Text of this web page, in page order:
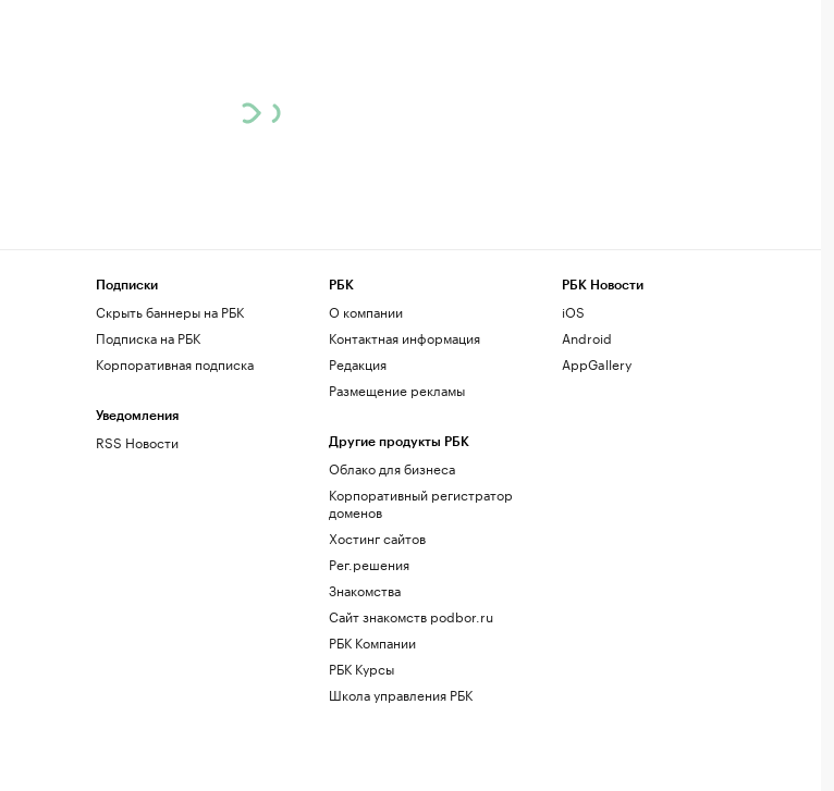
Подписки
Скрыть баннеры на РБК
Подписка на РБК
Корпоративная подписка
Уведомления
RSS Новости
РБК
О компании
Контактная информация
Редакция
Размещение рекламы
Другие продукты РБК
Облако для бизнеса
Корпоративный регистратор
доменов
Хостинг сайтов
Рег.решения
Знакомства
Сайт знакомств podbor.ru
РБК Компании
РБК Курсы
Школа управления РБК
РБК Новости
iOS
Android
AppGallery